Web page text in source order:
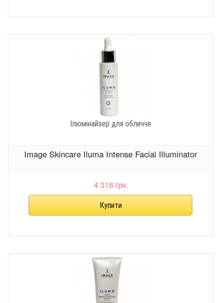
Ілюмінайзер для обличчя
Image Skincare Iluma Intense Facial Illuminator
4 316 грн.